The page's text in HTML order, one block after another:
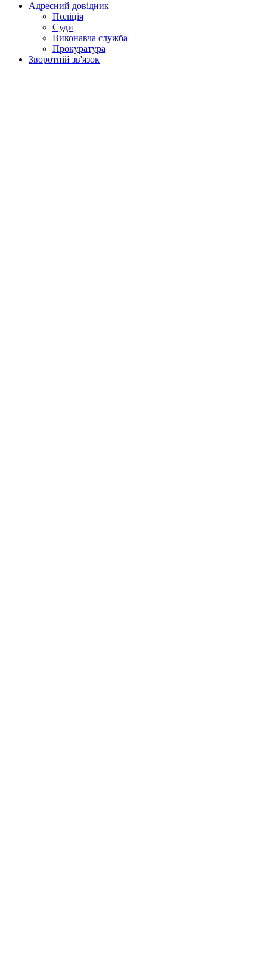
Адресний довідник
Поліція
Суди
Виконавча служба
Прокуратура
Зворотній зв'язок